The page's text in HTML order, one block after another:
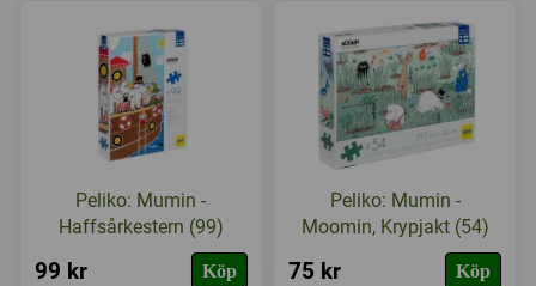
Peliko: Mumin -
Haffsårkestern (99)
99 kr Köp
Peliko: Mumin -
Moomin, Krypjakt (54)
75 kr Köp